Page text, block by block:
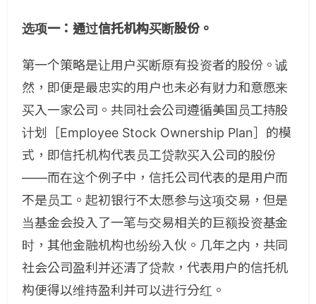
选项一：通过信托机构买断股份。
第一个策略是让用户买断原有投资者的股份。诚
然，即便是最忠实的用户也未必有财力和意愿来
买入一家公司。共同社会公司遵循美国员工持股
计划［Employee Stock Ownership Plan］的模
式，即信托机构代表员工贷款买入公司的股份
——而在这个例子中，信托公司代表的是用户而
不是员工。起初银行不太愿参与这项交易，但是
当基金会投入了一笔与交易相关的巨额投资基金
时，其他金融机构也纷纷入伙。几年之内，共同
社会公司盈利并还清了贷款，代表用户的信托机
构便得以维持盈利并可以进行分红。